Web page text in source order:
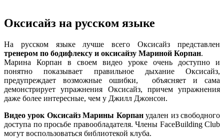
Оксисайз на русском языке
На русском языке лучше всего Оксисайз представлен
тренером по бодифлексу и оксисайзу Мариной Корпан.
Марина Корпан в своем видео уроке очень доступно и
понятно показывает правильное дыхание Оксисайз,
предупреждает возможные ошибки, объясняет и сама
демонстрирует упражнения Оксисайз, причем упражнения
даже более интересные, чем у Джилл Джонсон.
Видео урок Оксисайз Марины Корпанудален из свободного
доступа по просьбе правообладателя. Члены FaceBuilding Club
могут воспользоваться библиотекой клуба.